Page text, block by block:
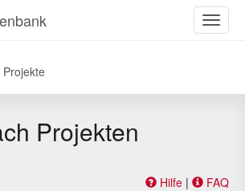
ein-/
Projekte
Projekten
Hilfe | FAQ